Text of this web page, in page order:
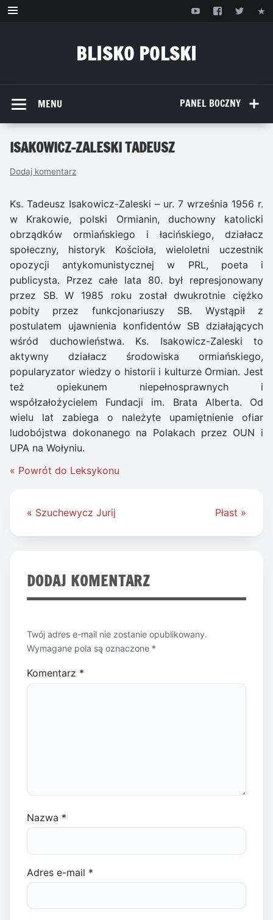
Przejdź
BLISKO POLSKI
PANEL BOCZNY
MENU
ISAKOWICZ-ZALESKI TADEUSZ
Dodaj komentarz
Ks. Tadeusz Isakowicz-Zaleski – ur. 7 września 1956 r.
w Krakowie, polski Ormianin, duchowny katolicki
obrządków ormiańskiego i łacińskiego, działacz
społeczny, historyk Kościoła, wieloletni uczestnik
opozycji antykomunistycznej w PRL, poeta i
publicysta. Przez całe lata 80. był represjonowany
przez SB. W 1985 roku został dwukrotnie ciężko
pobity przez funkcjonariuszy SB. Wystąpił z
postulatem ujawnienia konfidentów SB działających
wśród duchowieństwa. Ks. Isakowicz-Zaleski to
aktywny działacz środowiska ormiańskiego,
popularyzator wiedzy o historii i kulturze Ormian. Jest
też opiekunem niepełnosprawnych i
współzałożycielem Fundacji im. Brata Alberta. Od
wielu lat zabiega o należyte upamiętnienie ofiar
ludobójstwa dokonanego na Polakach przez OUN i
UPA na Wołyniu.
« Powrót do Leksykonu
Nawigacja
« Szuchewycz Jurij Płast »
DODAJ KOMENTARZ
Twój adres e-mail nie zostanie opublikowany.
Wymagane pola są oznaczone *
Komentarz *
Nazwa *
Adres e-mail *